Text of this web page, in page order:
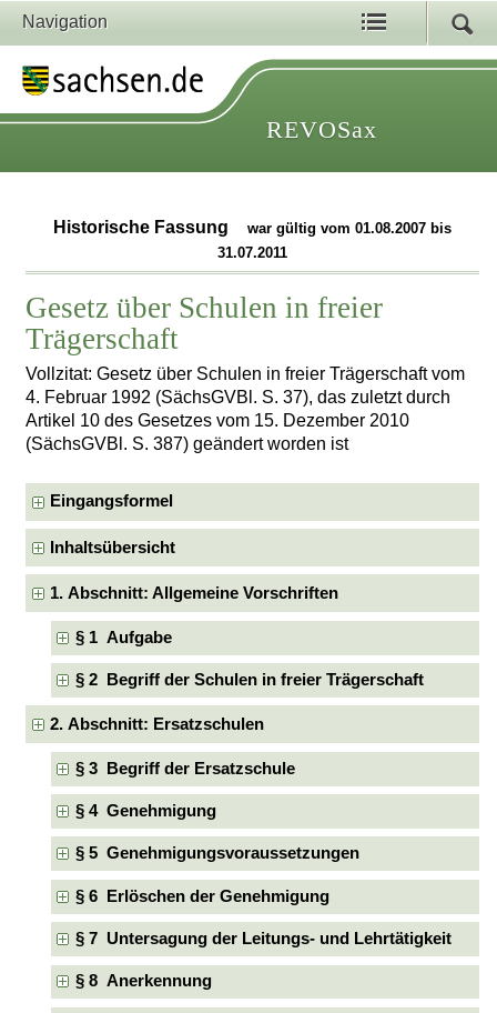
Navigation
REVOSax
Historische Fassung
war gültig vom 01.08.2007 bis
31.07.2011
Gesetz über Schulen in freier
Trägerschaft
Vollzitat: Gesetz über Schulen in freier Trägerschaft vom
4. Februar 1992 (SächsGVBl. S. 37), das zuletzt durch
Artikel 10 des Gesetzes vom 15. Dezember 2010
(SächsGVBl. S. 387) geändert worden ist
Eingangsformel
Inhaltsübersicht
1. Abschnitt: Allgemeine Vorschriften
§ 1 Aufgabe
§ 2 Begriff der Schulen in freier Trägerschaft
2. Abschnitt: Ersatzschulen
§ 3 Begriff der Ersatzschule
§ 4 Genehmigung
§ 5 Genehmigungsvoraussetzungen
§ 6 Erlöschen der Genehmigung
§ 7 Untersagung der Leitungs- und Lehrtätigkeit
§ 8 Anerkennung